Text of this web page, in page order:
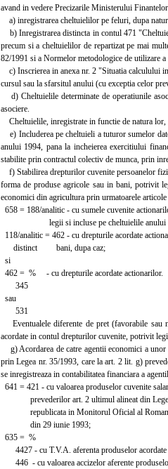
avand in vedere Precizarile Ministerului
a) inregistrarea cheltuielilor pe feluri, dupa
b) Inregistrarea distincta in contul 471
precum si a cheltuielilor de repartizat pe mai
82/1991 si a Normelor metodologice de utilizare
c) Inscrierea in anexa nr. 2 "Situatia calculului
cursul sau la sfarsitul anului (cu exceptia celor
d) Cheltuielile determinate de operatiunile
asociere.
Cheltuielile, inregistrate in functie de natura lor,
e) Includerea pe cheltuieli a tuturor sumelor
anului 1994, pana la incheierea exercitiului
stabilite prin contractul colectiv de munca, prin
f) Stabilirea drepturilor cuvenite persoanelor
forma de produse agricole sau in bani, potrivit
economici din agricultura prin urmatoarele
658 = 188/analitic - cu sumele cuvenite
legii si incluse pe cheltuielile anului
118/analitic = 462 - cu drepturile acordate
distinct bani, dupa caz;
si
462 = % - cu drepturile acordate actionarilor.
345
sau
531
Eventualele diferente de pret (favorabile sau
acordate in contul drepturilor cuvenite, potrivit
g) Acordarea de catre agentii economici a
prin Legea nr. 35/1993, care la art. 2 lit. g)
se inregistreaza in contabilitatea financiara a
641 = 421 - cu valoarea produselor cuvenite
prevederilor art. 2 ultimul alineat din
republicata in Monitorul Oficial al
din 29 iunie 1993;
635 = %
4427 - cu T.V.A. aferenta produselor acordate
446 - cu valoarea accizelor aferente